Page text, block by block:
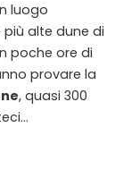
luogo
alte dune di
poche ore di
provare la
, quasi 300